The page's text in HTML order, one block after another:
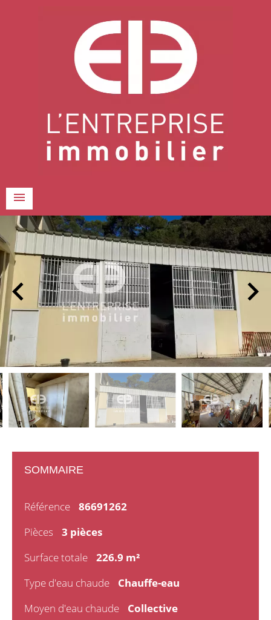
SOMMAIRE
Référence
86691262
Pièces
3 pièces
Surface totale
226.9 m²
Type d'eau chaude
Chauffe-eau
Moyen d'eau chaude
Collective